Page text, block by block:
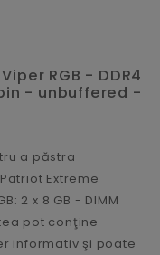
RGB - DDR4
- unbuffered -
a păstra
Extreme
2 x 8 GB - DIMM
pot conţine
informativ şi poate